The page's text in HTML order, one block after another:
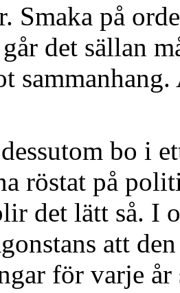
Smaka på
det sällan
bo i
röstat på
det lätt så. I
att
för varje